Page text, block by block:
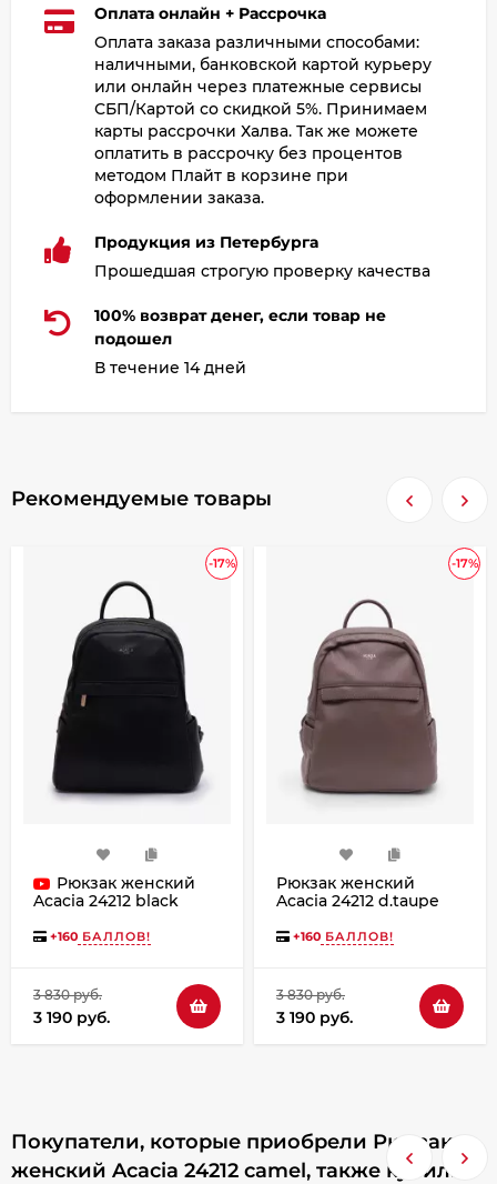
Оплата онлайн + Рассрочка
Оплата заказа различными способами:
наличными, банковской картой курьеру
или онлайн через платежные сервисы
СБП/Картой со скидкой 5%. Принимаем
карты рассрочки Халва. Так же можете
оплатить в рассрочку без процентов
методом Плайт в корзине при
оформлении заказа.
Продукция из Петербурга
Прошедшая строгую проверку качества
100% возврат денег, если товар не
подошел
В течение 14 дней
Рекомендуемые товары
-17%
Рюкзак женский
Acacia 24212 black
+160 БАЛЛОВ!
3 830 руб.
3 190 руб.
-17%
Рюкзак женский
Acacia 24212 d.taupe
+160 БАЛЛОВ!
3 830 руб.
3 190 руб.
Покупатели, которые приобрели Рюкзак
женский Acacia 24212 camel, также купили